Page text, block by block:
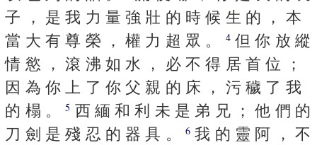
子 ， 是 我 力 量 強 壯 的 時 候 生 的 ， 本
當 大 有 尊 榮 ， 權 力 超 眾 。
4但 你 放 縱
情 慾 ， 滾 沸 如 水 ， 必 不 得 居 首 位 ；
因 為 你 上 了 你 父 親 的 床 ， 污 穢 了 我
的 榻 。5 西 緬 和 利 未 是 弟 兄 ； 他 們 的
刀 劍 是 殘 忍 的 器 具 。6 我 的 靈 阿 ， 不